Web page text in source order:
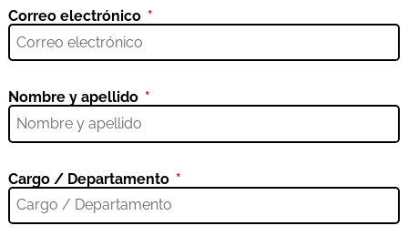
Correo electrónico
Nombre y apellido
Cargo / Departamento